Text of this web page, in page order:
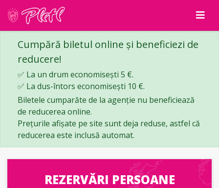
Cumpără biletul online și beneficiezi de
reducere!
✅ La un drum economisești 5 €.
✅ La dus-întors economisești 10 €.
Biletele cumparăte de la agenție nu beneficiează
de reducerea online.
Prețurile afișate pe site sunt deja reduse, astfel că
reducerea este inclusă automat.
REZERVĂRI PERSOANE